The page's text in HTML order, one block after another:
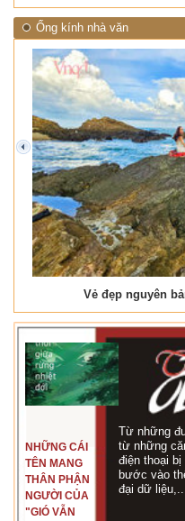
Ống kính nhà văn
Vẻ đẹp nguyên
prev
NHỮNG CÁI
TÊN MANG
THÂN PHẬN
NGƯỜI CỦA
"GIÓ VẪN
Từ những
từ những
điện thoại
bước vào
đại dữ